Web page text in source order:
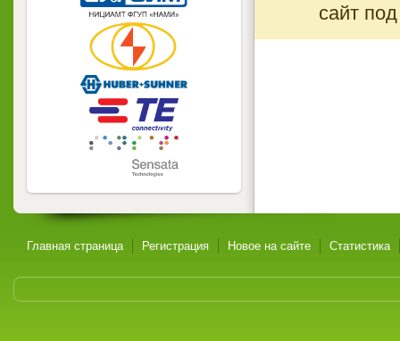
сайт
Главная страница Регистрация Новое на сайте Статистика